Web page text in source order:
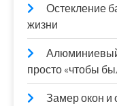
Остекление
жизни
просто «чтобы
Замер окон и